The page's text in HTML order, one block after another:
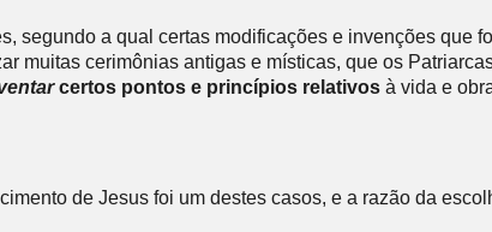
segundo a qual certas modificações e invenções que
muitas cerimônias antigas e místicas, que os
certos pontos e princípios relativos à vida e
de Jesus foi um destes casos, e a razão da